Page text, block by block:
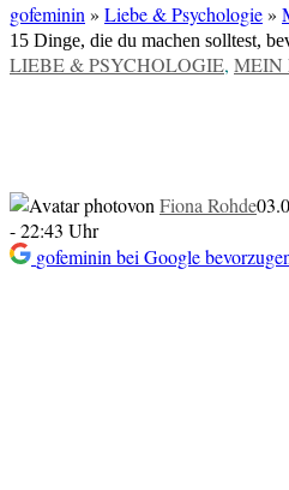
gofeminin » Liebe & Psychologie»
15 Dinge, die du machen solltest,
VERÖFFENTLICHT
LIEBE & PSYCHOLOGIE, MEIN
von Fiona Rohde
- 22:43 Uhr
gofeminin bei Google